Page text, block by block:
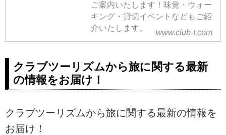
ご案内いたします！味覚・ウォー
キング・貸切イベントなどもご紹
介いたします。
www.club-t.com
クラブツーリズムから旅に関する最新
の情報をお届け！
クラブツーリズムから旅に関する最新の情報を
お届け！